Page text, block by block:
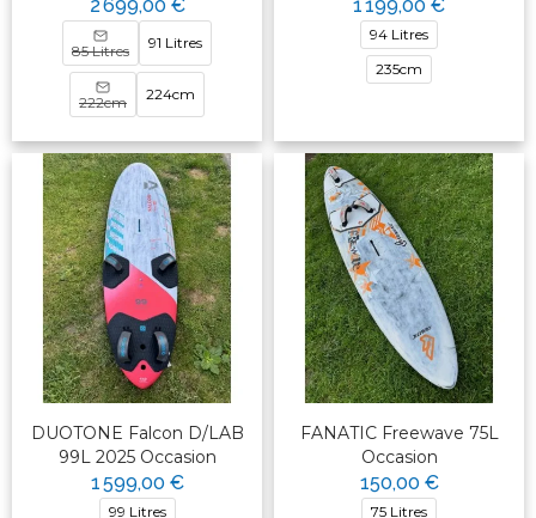
2 699,00 €
85 Litres 91 Litres
222cm 224cm
1 199,00 €
94 Litres
235cm
DUOTONE Falcon D/LAB
99L 2025 Occasion
1 599,00 €
99 Litres
FANATIC Freewave 75L
Occasion
150,00 €
75 Litres